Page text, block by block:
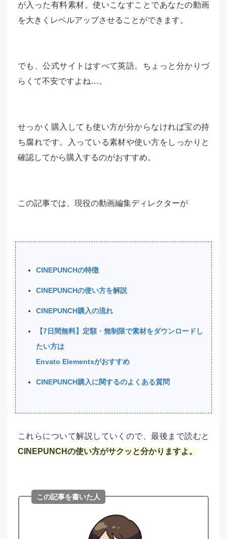
が入った有料素材。使いこなすことであなたの動画
を大きくレベルアップさせることができます。
でも、公式サイトはすべて英語。ちょっと分かりづ
らくて不安ですよね…。
せっかく購入しても使い方が分からなければ宝の持
ち腐れです。入っている素材や使い方をしっかりと
確認してから購入するのがおすすめ。
この記事では、現役の動画編集ディレクターが
CINEPUNCHの特徴
CINEPUNCHの使い方を解説
CINEPUNCH購入の流れ
【7日間無料】定額・無制限で素材をダウンロードし
たい方は
Envato Elementsがおすすめ
CINEPUNCH購入に関するのよくある質問
これらについて解説していくので、最後まで読むと
CINEPUNCHの使い方がサクッと分かりますよ。
この記事を書いた人